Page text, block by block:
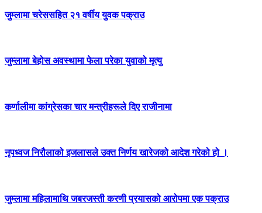
जुम्लामा चरेससहित २१ वर्षीय युवक पक्राउ
जुम्लामा बेहोस अवस्थामा फेला परेका युवाको मृत्यु
कर्णालीमा कांग्रेसका चार मन्त्रीहरूले दिए राजीनामा
नृपध्वज निरौलाको इजलासले उक्त निर्णय खारेजको आदेश गरेको हो ।
जुम्लामा महिलामाथि जबरजस्ती करणी प्रयासको आरोपमा एक पक्राउ